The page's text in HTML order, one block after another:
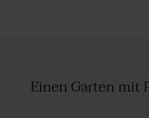
Einen Garten mit